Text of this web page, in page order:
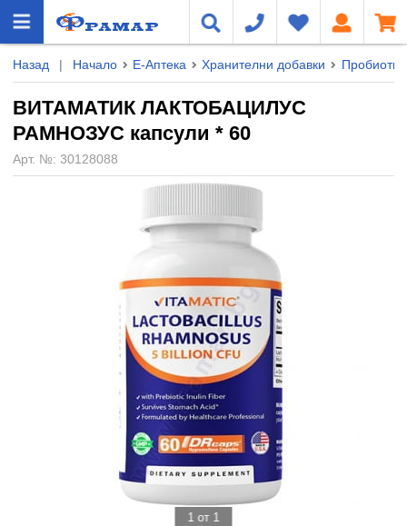
Назад | Начало Е-Аптека Хранителни добавки
ВИТАМАТИК ЛАКТОБАЦИЛУС
РАМНОЗУС капсули * 60
Арт. №: 30128088
1 от 1